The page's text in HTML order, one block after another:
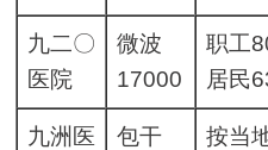
九二〇
医院
微波
17000
职工
居民
九洲医
包干
按当